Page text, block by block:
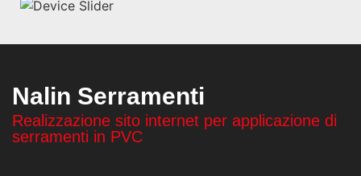
Nalin Serramenti
Realizzazione sito internet per applicazione di
serramenti in PVC